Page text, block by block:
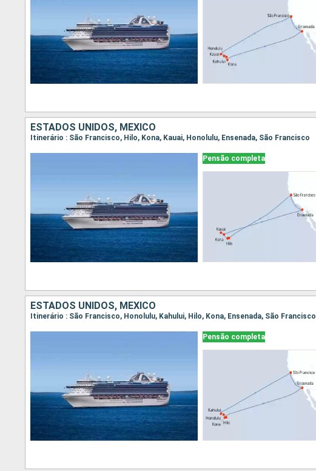
ESTADOS UNIDOS, MÉXICO
Itinerário : São Francisco, Hilo, Kona, Kauai, Honolulu, Ensenada, São Francisco
Pensão completa
ESTADOS UNIDOS, MÉXICO
Itinerário : São Francisco, Honolulu, Kahului, Hilo, Kona, Ensenada, São Francisco
Pensão completa